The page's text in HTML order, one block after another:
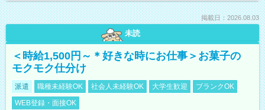
掲載日：2026.08.03
未読
＜時給1,500円～＊好きな時にお仕事＞お菓子の
モクモク仕分け
派遣 職種未経験OK 社会人未経験OK 大学生歓迎
ブランクOK
WEB登録・面接OK